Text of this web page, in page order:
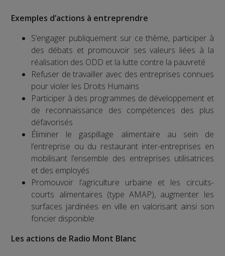
Exemples d’actions à entreprendre
S’engager publiquement sur ce thème, participer à
des débats et promouvoir ses valeurs liées à la
réalisation des ODD et la lutte contre la pauvreté
Refuser de travailler avec des entreprises connues
pour violer les Droits Humains
Participer à des programmes de développement et
de reconnaissance des compétences des plus
défavorisés
Éliminer le gaspillage alimentaire au sein de
l’entreprise ou du restaurant inter-entreprises en
mobilisant l’ensemble des entreprises utilisatrices
et des employés
Promouvoir l’agriculture urbaine et les circuits-
courts alimentaires (type AMAP), augmenter les
surfaces jardinées en ville en valorisant ainsi son
foncier disponible
Les actions de Radio Mont Blanc